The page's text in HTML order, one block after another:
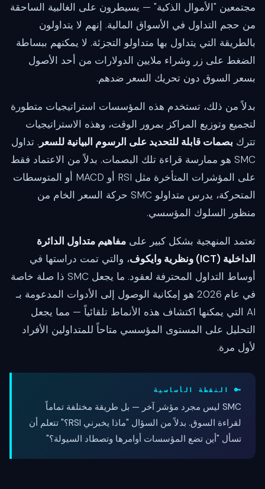
مجتمعين "الأموال الذكية" — يسيطرون على الغالبية الساحقة
من حجم التداول في الأسواق المالية. إنهم لا يتداولون
بالطريقة التي يتداول بها متداولو التجزئة. لا يمكنهم ببساطة
الضغط على زر وشراء ملايين الدولارات من أحد الأصول
بسعر السوق دون تحريك السعر ضدهم.
بدلاً من ذلك، تستخدم هذه المؤسسات استراتيجيات متطورة
لتجميع وتوزيع المراكز بمرور الوقت، وهذه الاستراتيجيات
تترك بصمات قابلة للتحديد على الرسوم البيانية للسعر . تداول
SMC هو ممارسة قراءة تلك البصمات. بدلاً من الاعتماد فقط
على المؤشرات المتأخرة مثل RSI أو MACD أو المتوسطات
المتحركة، يدرس متداولو SMC حركة السعر الخام من
منظور السلوك المؤسسي.
تعتمد المنهجية بشكل كبير على مفاهيم متداول الدائرة
الداخلية (ICT) ونظرية وايكوف
، والتي تمت دراستها في
أوساط التداول المحترفة لعقود. ما يجعل SMC ذا صلة خاصة
في عام 2026 هو إمكانية الوصول إلى الأدوات المدعومة بـ
AI التي يمكنها اكتشاف هذه الأنماط تلقائياً — مما يجعل
التحليل على المستوى المؤسسي متاحاً للمتداولين الأفراد
لأول مرة.
🔑 النقطة الأساسية
SMC ليس مجرد مؤشر آخر — بل طريقة مختلفة تماماً
لقراءة السوق. بدلاً من السؤال "ماذا يخبرني RSI؟" تتعلم أن
تسأل "أين تضع المؤسسات أوامرها وتصطاد السيولة؟"